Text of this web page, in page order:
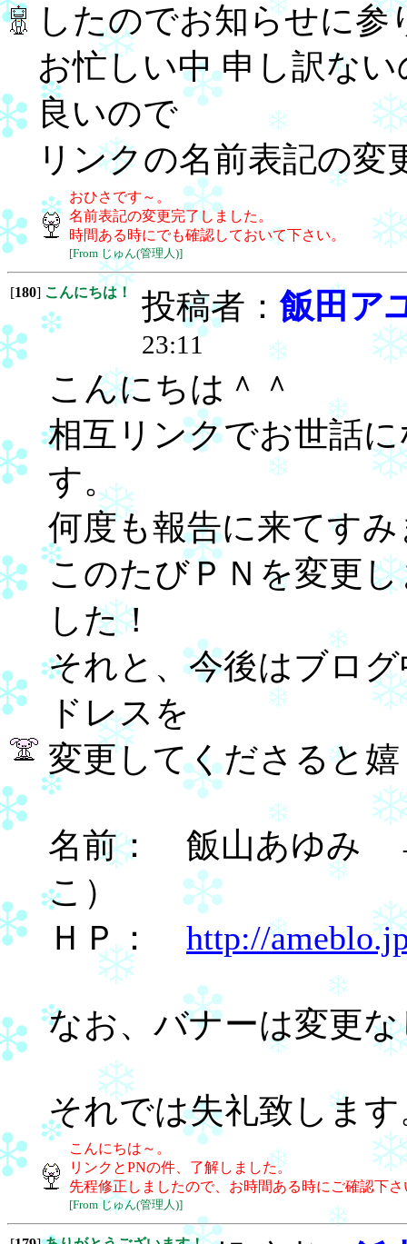
したのでお知らせに参
お忙しい中 申し訳な
良いので
リンクの名前表記の変
おひさです～。
名前表記の変更完了しました。
時間ある時にでも確認しておいて下さい。
[From じゅん(管理人)]
[180] こんにちは！ 投稿者： 飯田ア
23:11
こんにちは＾＾
相互リンクでお世話
す。
何度も報告に来てす
このたびＰＮを変更
した！
それと、今後はブロ
ドレスを
変更してくださると
名前： 飯山あゆみ
こ）
ＨＰ： http://
なお、バナーは変更
それでは失礼致します
こんにちは～。
リンクとPNの件、了解しました。
先程修正しましたので、お時間ある時にご確認下さ
[From じゅん(管理人)]